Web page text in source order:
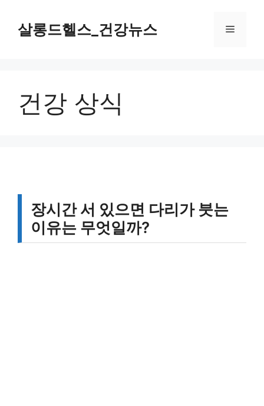
살롱드헬스_건강뉴스 메
건강 상식
장시간 서 있으면 다리가 붓는
이유는 무엇일까?